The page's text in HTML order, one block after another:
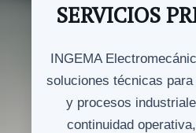
SERVICIOS
INGEMA
soluciones técnicas
y procesos
continuidad